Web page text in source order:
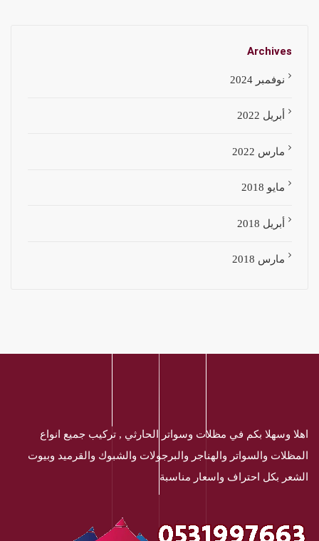
Archives
نوفمبر 2024
أبريل 2022
مارس 2022
مايو 2018
أبريل 2018
مارس 2018
اهلا وسهلا بكم في مظلات وسواتر الحارثي , تركيب جميع انواع
المظلات والسواتر والهناجر والبرجولات والشبوك والقرميد وبيوت
الشعر بكل احتراف واسعار مناسبة